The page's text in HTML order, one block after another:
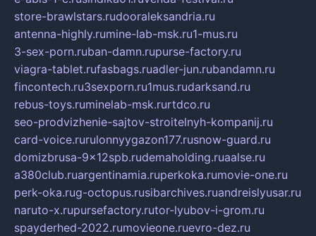
store-brawlstars.rudooraleksandria.ru
antenna-highly.rumine-lab-msk.ru1-mus.ru
3-sex-porn.ruban-damn.rupurse-factory.ru
viagra-tablet.rufasbags.ruadler-jun.rubandamn.ru
fincontech.ru3sexporn.ru1mus.rudarksand.ru
rebus-toys.ruminelab-msk.rurtdco.ru
seo-prodvizhenie-sajtov-stroitelnyh-kompanij.ru
card-voice.rurulonnyygazon177.rusnow-guard.ru
domizbrusa-9x12spb.rudemaholding.ruaalse.ru
a380club.ruargentinamia.ruperkoka.rumovie-one.ru
perk-oka.rug-octopus.rusibarchives.ruandreislyusar.ru
naruto-x.rupursefactory.rutor-lyubov-i-grom.ru
spayderhed-2022.rumovieone.ruevro-dez.ru